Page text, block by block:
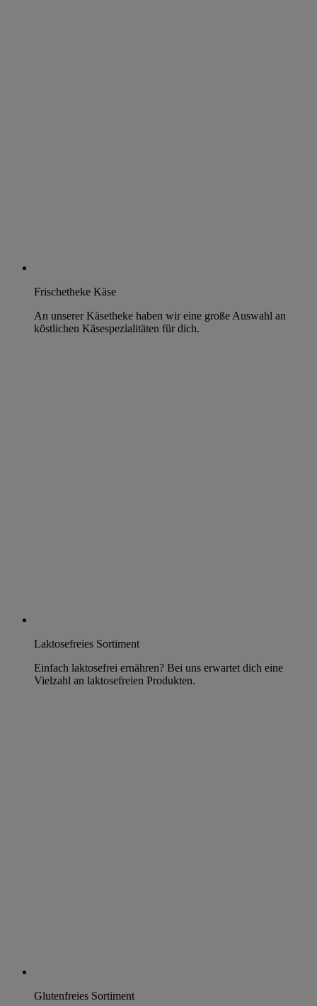
Frischetheke Käse
An unserer Käsetheke haben wir eine große Auswahl an
köstlichen Käsespezialitäten für dich.
Laktosefreies Sortiment
Einfach laktosefrei ernähren? Bei uns erwartet dich eine
Vielzahl an laktosefreien Produkten.
Glutenfreies Sortiment